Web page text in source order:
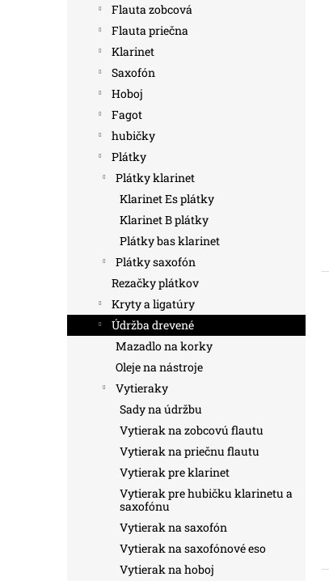
Flauta zobcová
Flauta priečna
Klarinet
Saxofón
Hoboj
Fagot
hubičky
Plátky
Plátky klarinet
Klarinet Es plátky
Klarinet B plátky
Plátky bas klarinet
Plátky saxofón
Rezačky plátkov
Kryty a ligatúry
Údržba drevené
Mazadlo na korky
Oleje na nástroje
Vytieraky
Sady na údržbu
Vytierak na zobcovú flautu
Vytierak na priečnu flautu
Vytierak pre klarinet
Vytierak pre hubičku klarinetu a
saxofónu
Vytierak na saxofón
Vytierak na saxofónové eso
Vytierak na hoboj